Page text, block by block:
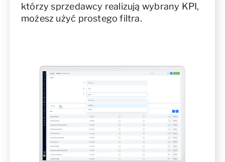
którzy sprzedawcy realizują wybrany KPI,
możesz użyć prostego filtra.